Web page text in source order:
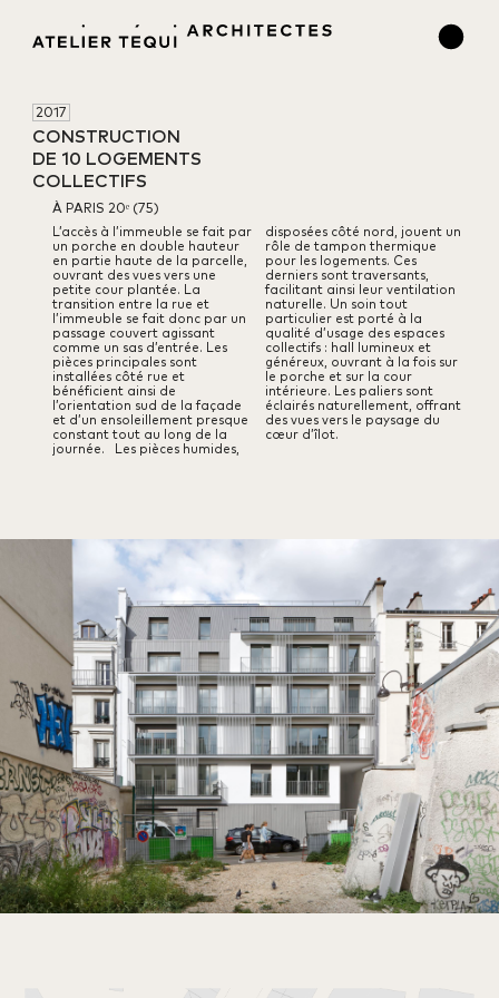
2017
CONSTRUCTION
DE 10 LOGEMENTS
COLLECTIFS
À PARIS 20ᵉ (75)
L’accès à l’immeuble se fait par
un porche en double hauteur
en partie haute de la parcelle,
ouvrant des vues vers une
petite cour plantée. La
transition entre la rue et
l’immeuble se fait donc par un
passage couvert agissant
comme un sas d’entrée. Les
pièces principales sont
installées côté rue et
bénéficient ainsi de
l’orientation sud de la façade
et d’un ensoleillement presque
constant tout au long de la
journée.
Les pièces humides,
disposées côté nord, jouent un
rôle de tampon thermique
pour les logements. Ces
derniers sont traversants,
facilitant ainsi leur ventilation
naturelle. Un soin tout
particulier est porté à la
qualité d’usage des espaces
collectifs : hall lumineux et
généreux, ouvrant à la fois sur
le porche et sur la cour
intérieure. Les paliers sont
éclairés naturellement, offrant
des vues vers le paysage du
cœur d’îlot.